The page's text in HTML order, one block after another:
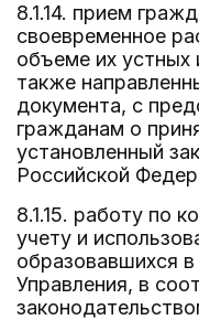
8.1.14. прием
своевременное
объеме их устных
также
документа, с
гражданам о
установленный
Российской
8.1.15. работу по
учету и
образовавшихся
Управления, в